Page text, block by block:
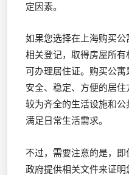
定因素。
如果您选择在上海购买
相关登记，取得房屋所
可办理居住证。购买公
安全、稳定、方便的居
较为齐全的生活设施和
满足日常生活需求。
不过，需要注意的是，
政府提供相关文件来证